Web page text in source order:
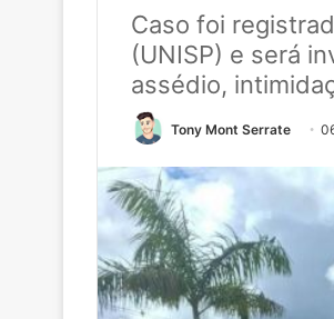
Caso foi
(UNISP) e será
assédio,
Tony Mont Serrate